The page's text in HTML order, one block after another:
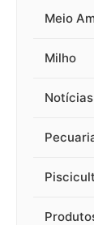
Meio
Milho
Notícias